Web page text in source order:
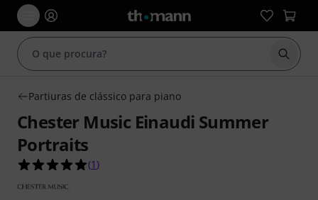
Iniciar
Partiuras de clássico para piano
Chester Music Einaudi Summer
Portraits
5.0 de 5 estrelas de 1 avaliações de clientes
(1 )